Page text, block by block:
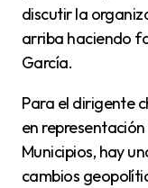
discutir la
arriba haciendo
García.
Para el dirigente chaqueño, que viajó a Marruecos
en
Municipios, hay
cambios